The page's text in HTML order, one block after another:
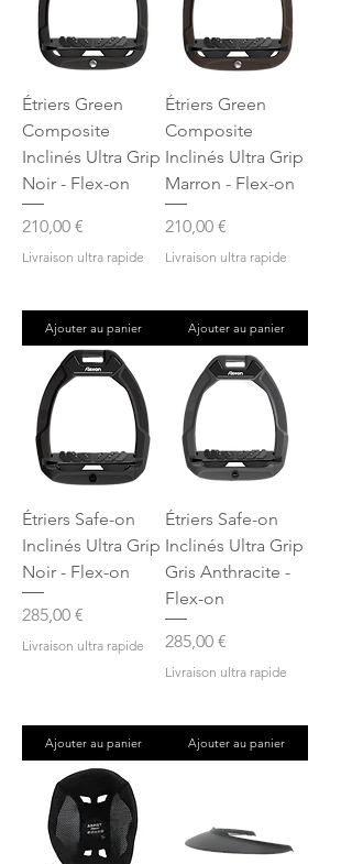
Étriers Green
Composite
Inclinés Ultra Grip
Noir - Flex-on
Prix
210,00 €
Livraison ultra rapide
Ajouter au panier
Étriers Green
Composite
Inclinés Ultra Grip
Marron - Flex-on
Prix
210,00 €
Livraison ultra rapide
Ajouter au panier
Étriers Safe-on
Inclinés Ultra Grip
Noir - Flex-on
Prix
285,00 €
Livraison ultra rapide
Ajouter au panier
Étriers Safe-on
Inclinés Ultra Grip
Gris Anthracite -
Flex-on
Prix
285,00 €
Livraison ultra rapide
Ajouter au panier